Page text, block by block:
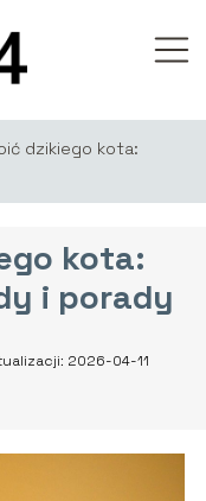
dzikiego kota:
kota:
i porady
2026-04-11